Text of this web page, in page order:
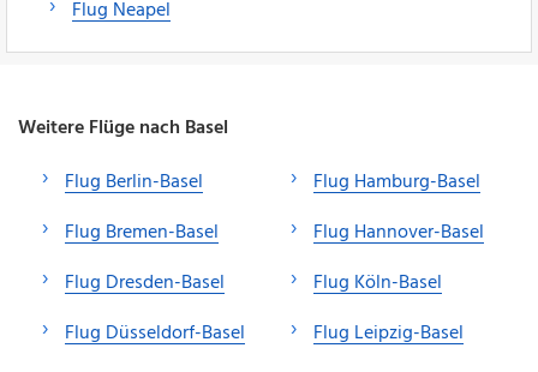
Flug Neapel
Weitere Flüge nach Basel
Flug Berlin-Basel
Flug Bremen-Basel
Flug Dresden-Basel
Flug Düsseldorf-Basel
Flug Hamburg-Basel
Flug Hannover-Basel
Flug Köln-Basel
Flug Leipzig-Basel